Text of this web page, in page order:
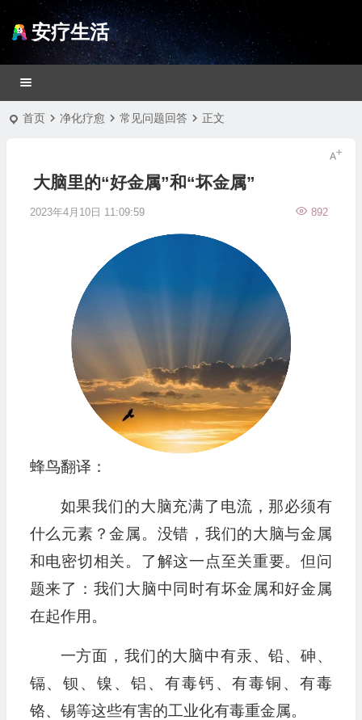
安疗生活
首页 净化疗愈 常见问题回答 正文
大脑里的“好金属”和“坏金属”
2023年4月10日 11:09:59 892
蜂鸟翻译：
如果我们的大脑充满了电流，那必须有
什么元素？金属。没错，我们的大脑与金属
和电密切相关。了解这一点至关重要。但问
题来了：我们大脑中同时有坏金属和好金属
在起作用。
一方面，我们的大脑中有汞、铅、砷、
镉、钡、镍、铝、有毒钙、有毒铜、有毒
铬、锡等这些有害的工业化有毒重金属。